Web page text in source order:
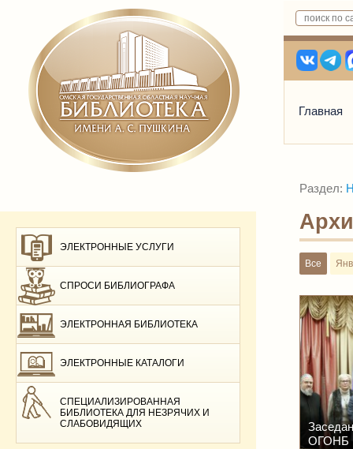
Главная
ЭЛЕКТРОННЫЕ УСЛУГИ
СПРОСИ БИБЛИОГРАФА
ЭЛЕКТРОННАЯ БИБЛИОТЕКА
ЭЛЕКТРОННЫЕ КАТАЛОГИ
СПЕЦИАЛИЗИРОВАННАЯ
БИБЛИОТЕКА ДЛЯ НЕЗРЯЧИХ И
СЛАБОВИДЯЩИХ
Раздел:
Все
ОГОНБ